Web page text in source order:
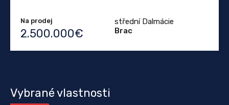
Na prodej
2.500.000€
střední Dalmácie
Brac
Vybrané vlastnosti